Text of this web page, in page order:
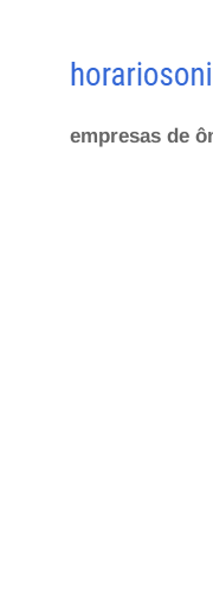
empresas de